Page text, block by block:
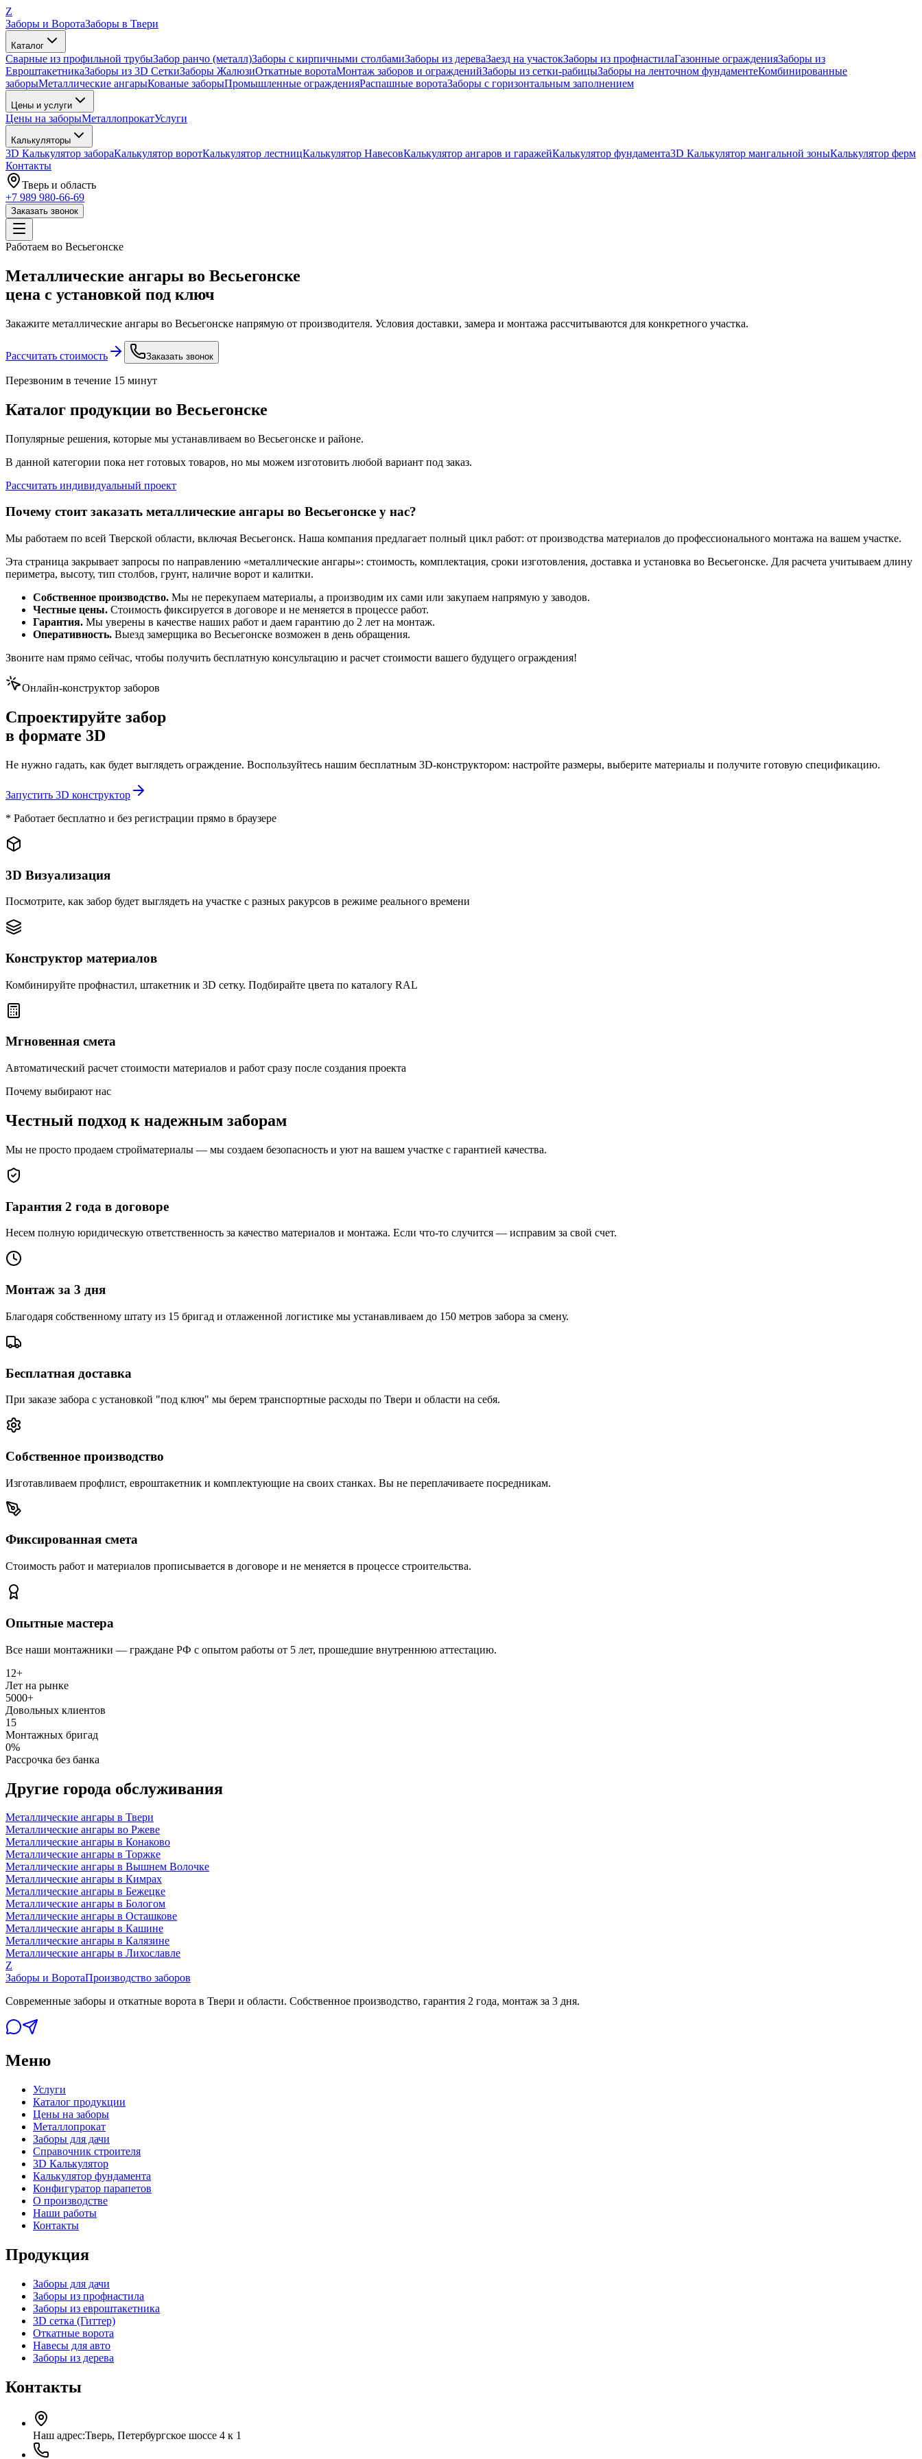
Z
Заборы и ВоротаЗаборы в Твери
Каталог
Сварные из профильной трубыЗабор ранчо (металл)Заборы с кирпичными столбамиЗаборы из дереваЗаезд на участокЗаборы из профнастилаГазонные огражденияЗаборы из
ЕвроштакетникаЗаборы из 3D СеткиЗаборы ЖалюзиОткатные воротаМонтаж заборов и огражденийЗаборы из сетки-рабицыЗаборы на ленточном фундаментеКомбинированные
заборыМеталлические ангарыКованые заборыПромышленные огражденияРаспашные воротаЗаборы с горизонтальным заполнением
Цены и услуги
Цены на заборыМеталлопрокатУслуги
Калькуляторы
3D Калькулятор забораКалькулятор воротКалькулятор лестницКалькулятор НавесовКалькулятор ангаров и гаражейКалькулятор фундамента3D Калькулятор мангальной зоныКалькулятор ферм
Контакты
Тверь и область
+7 989 980-66-69
Заказать звонок
Работаем во Весьегонске
Металлические ангары во Весьегонске
цена с установкой под ключ
Закажите металлические ангары во Весьегонске напрямую от производителя. Условия доставки, замера и монтажа рассчитываются для конкретного участка.
Рассчитать стоимость Заказать звонок
Перезвоним в течение 15 минут
Каталог продукции во Весьегонске
Популярные решения, которые мы устанавливаем во Весьегонске и районе.
В данной категории пока нет готовых товаров, но мы можем изготовить любой вариант под заказ.
Рассчитать индивидуальный проект
Почему стоит заказать металлические ангары во Весьегонске у нас?
Мы работаем по всей Тверской области, включая Весьегонск. Наша компания предлагает полный цикл работ: от производства материалов до профессионального монтажа на вашем участке.
Эта страница закрывает запросы по направлению «металлические ангары»: стоимость, комплектация, сроки изготовления, доставка и установка во Весьегонске. Для расчета учитываем длину
периметра, высоту, тип столбов, грунт, наличие ворот и калитки.
Собственное производство. Мы не перекупаем материалы, а производим их сами или закупаем напрямую у заводов.
Честные цены. Стоимость фиксируется в договоре и не меняется в процессе работ.
Гарантия. Мы уверены в качестве наших работ и даем гарантию до 2 лет на монтаж.
Оперативность. Выезд замерщика во Весьегонске возможен в день обращения.
Звоните нам прямо сейчас, чтобы получить бесплатную консультацию и расчет стоимости вашего будущего ограждения!
Онлайн-конструктор заборов
Спроектируйте забор
в формате 3D
Не нужно гадать, как будет выглядеть ограждение. Воспользуйтесь нашим бесплатным 3D-конструктором: настройте размеры, выберите материалы и получите готовую спецификацию.
Запустить 3D конструктор
* Работает бесплатно и без регистрации прямо в браузере
3D Визуализация
Посмотрите, как забор будет выглядеть на участке с разных ракурсов в режиме реального времени
Конструктор материалов
Комбинируйте профнастил, штакетник и 3D сетку. Подбирайте цвета по каталогу RAL
Мгновенная смета
Автоматический расчет стоимости материалов и работ сразу после создания проекта
Почему выбирают нас
Честный подход к надежным заборам
Мы не просто продаем стройматериалы — мы создаем безопасность и уют на вашем участке с гарантией качества.
Гарантия 2 года в договоре
Несем полную юридическую ответственность за качество материалов и монтажа. Если что-то случится — исправим за свой счет.
Монтаж за 3 дня
Благодаря собственному штату из 15 бригад и отлаженной логистике мы устанавливаем до 150 метров забора за смену.
Бесплатная доставка
При заказе забора с установкой "под ключ" мы берем транспортные расходы по Твери и области на себя.
Собственное производство
Изготавливаем профлист, евроштакетник и комплектующие на своих станках. Вы не переплачиваете посредникам.
Фиксированная смета
Стоимость работ и материалов прописывается в договоре и не меняется в процессе строительства.
Опытные мастера
Все наши монтажники — граждане РФ с опытом работы от 5 лет, прошедшие внутреннюю аттестацию.
12+
Лет на рынке
5000+
Довольных клиентов
15
Монтажных бригад
0%
Рассрочка без банка
Другие города обслуживания
Металлические ангары в Твери
Металлические ангары во Ржеве
Металлические ангары в Конаково
Металлические ангары в Торжке
Металлические ангары в Вышнем Волочке
Металлические ангары в Кимрах
Металлические ангары в Бежецке
Металлические ангары в Бологом
Металлические ангары в Осташкове
Металлические ангары в Кашине
Металлические ангары в Калязине
Металлические ангары в Лихославле
Z
Заборы и ВоротаПроизводство заборов
Современные заборы и откатные ворота в Твери и области. Собственное производство, гарантия 2 года, монтаж за 3 дня.
Меню
Услуги
Каталог продукции
Цены на заборы
Металлопрокат
Заборы для дачи
Справочник строителя
3D Калькулятор
Калькулятор фундамента
Конфигуратор парапетов
О производстве
Наши работы
Контакты
Продукция
Заборы для дачи
Заборы из профнастила
Заборы из евроштакетника
3D сетка (Гиттер)
Откатные ворота
Навесы для авто
Заборы из дерева
Контакты
Наш адрес:Тверь, Петербургское шоссе 4 к 1